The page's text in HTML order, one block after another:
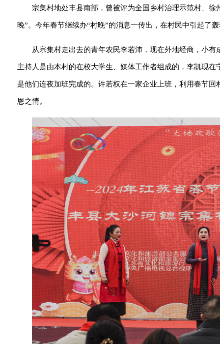
宗集村地处丰县南部，曾被评为全国乡村治理示范村、
晚”。今年春节继续办“村晚”的消息一传出，在村民中引起了
从宗集村走出去的青年农民李若沛，现在外地经商，小
主持人是由本村的在校大学生、媒体工作者组成的，李凯现
是他们连夜加班完成的。许若权在一家企业上班，利用春节
恩之情。